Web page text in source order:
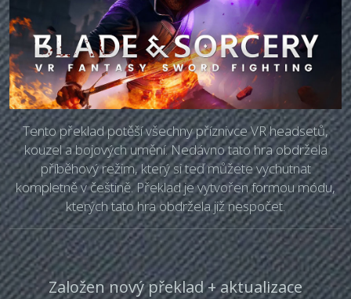
Tento překlad potěší všechny příznivce VR headsetů,
kouzel a bojových umění. Nedávno tato hra obdržela
příběhový režim, který si teď můžete vychutnat
kompletně v češtině. Překlad je vytvořen formou módu,
kterých tato hra obdržela již nespočet.
Založen nový překlad + aktualizace